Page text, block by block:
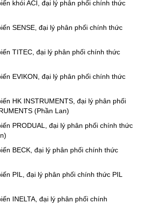
khói ACI , đại lý phân phối chính thức
SENSE , đại lý phân phối chính thức
TITEC , đại lý phân phối chính thức
EVIKON , đại lý phân phối chính thức
HK INSTRUMENTS, đại lý phân phối
(Phần Lan)
PRODUAL, đại lý phân phối chính thức
)
BECK , đại lý phân phối chính thức
PIL, đại lý phân phối chính thức PIL
INELTA, đại lý phân phối chính